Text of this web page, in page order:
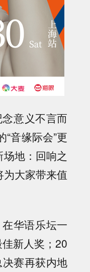
意义不言而
音缘际会”更
地：回响之
为大家带来值
华语乐坛一
新人奖； 20
赛再获内地